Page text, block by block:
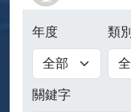
年度 類別
關鍵字